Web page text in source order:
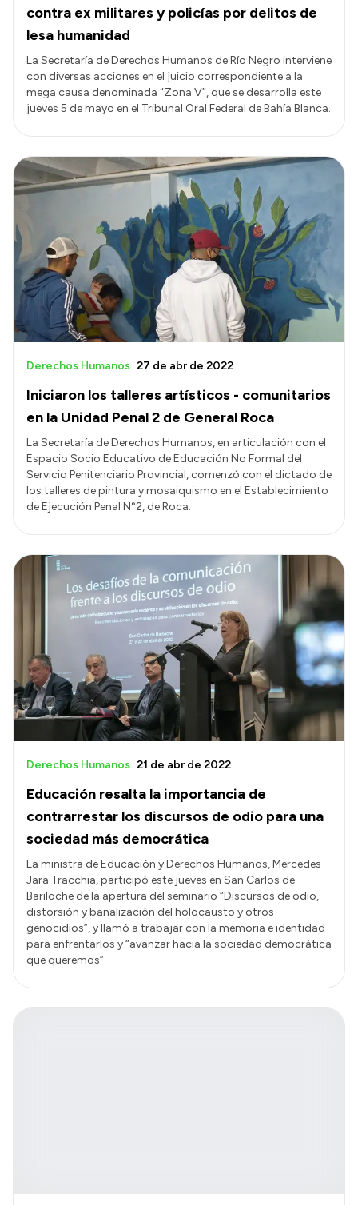
contra ex militares y policías por delitos de
lesa humanidad
La Secretaría de Derechos Humanos de Río Negro interviene
con diversas acciones en el juicio correspondiente a la
mega causa denominada “Zona V”, que se desarrolla este
jueves 5 de mayo en el Tribunal Oral Federal de Bahía Blanca.
Iniciaron los talleres artísticos - comunitarios
en la Unidad Penal 2 de General Roca
Derechos Humanos 27 de abr de 2022
La Secretaría de Derechos Humanos, en articulación con el
Espacio Socio Educativo de Educación No Formal del
Servicio Penitenciario Provincial, comenzó con el dictado de
los talleres de pintura y mosaiquismo en el Establecimiento
de Ejecución Penal N°2, de Roca.
Educación resalta la importancia de
contrarrestar los discursos de odio para una
sociedad más democrática
Derechos Humanos 21 de abr de 2022
La ministra de Educación y Derechos Humanos, Mercedes
Jara Tracchia, participó este jueves en San Carlos de
Bariloche de la apertura del seminario “Discursos de odio,
distorsión y banalización del holocausto y otros
genocidios”, y llamó a trabajar con la memoria e identidad
para enfrentarlos y “avanzar hacia la sociedad democrática
que queremos”.